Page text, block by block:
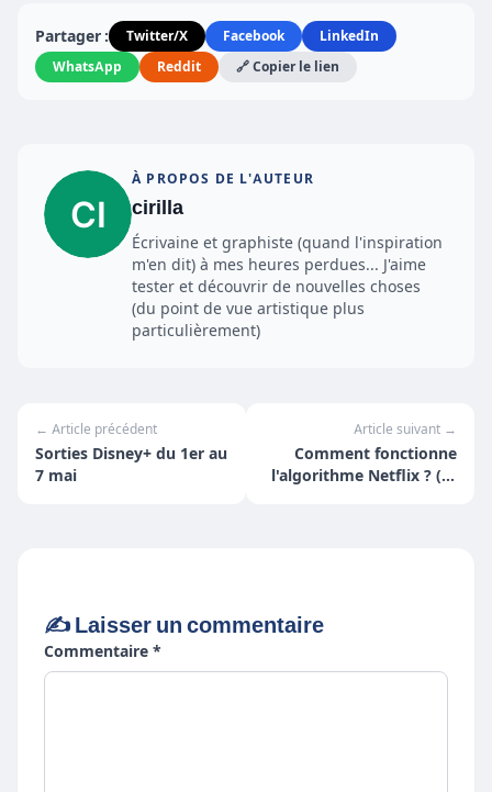
Partager : Twitter/X Facebook
LinkedIn
WhatsApp
Reddit 🔗 Copier le lien
À PROPOS DE L'AUTEUR
cirilla
Écrivaine et graphiste (quand l'inspiration
m'en dit) à mes heures perdues... J'aime
tester et découvrir de nouvelles choses
(du point de vue artistique plus
particulièrement)
← Article précédent
Sorties Disney+ du 1er au
7 mai
Article suivant →
Comment fonctionne
l'algorithme Netflix ? (Et
✍️ Laisser un commentaire
Commentaire *